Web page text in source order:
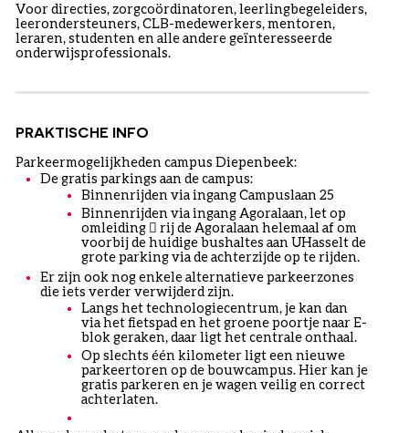
Voor directies, zorgcoördinatoren, leerlingbegeleiders,
leerondersteuners, CLB-medewerkers, mentoren,
leraren, studenten en alle andere geïnteresseerde
onderwijsprofessionals.
PRAKTISCHE INFO
Parkeermogelijkheden campus Diepenbeek:
De gratis parkings aan de campus:
Binnenrijden via ingang Campuslaan 25
Binnenrijden via ingang Agoralaan, let op
omleiding  rij de Agoralaan helemaal af om
voorbij de huidige bushaltes aan UHasselt de
grote parking via de achterzijde op te rijden.
Er zijn ook nog enkele alternatieve parkeerzones
die iets verder verwijderd zijn.
Langs het technologiecentrum, je kan dan
via het fietspad en het groene poortje naar E-
blok geraken, daar ligt het centrale onthaal.
Op slechts één kilometer ligt een nieuwe
parkeertoren op de bouwcampus. Hier kan je
gratis parkeren en je wagen veilig en correct
achterlaten.